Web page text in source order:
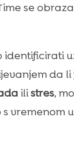
se
identificirati
da
ilistres,
vremenom